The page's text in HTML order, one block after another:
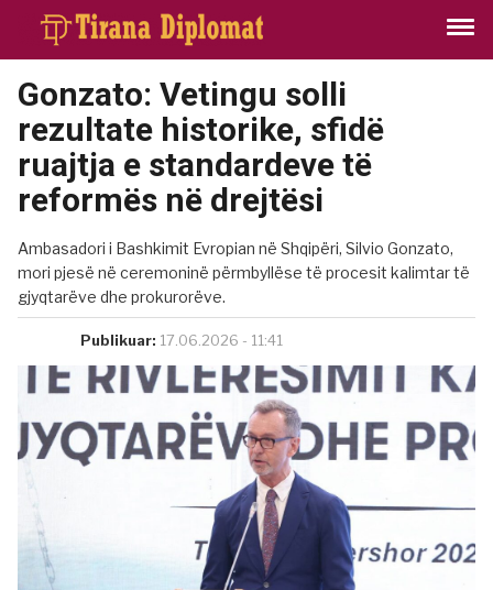
Gonzato: Vetingu solli
rezultate historike, sfidë
ruajtja e standardeve të
reformës në drejtësi
Ambasadori i Bashkimit Evropian në Shqipëri, Silvio Gonzato,
mori pjesë në ceremoninë përmbyllëse të procesit kalimtar të
gjyqtarëve dhe prokurorëve.
Publikuar: 17.06.2026 - 11:41